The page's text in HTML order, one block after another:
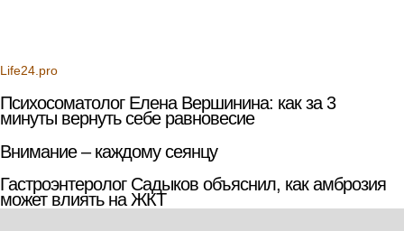
Life24.pro
Психосоматолог Елена Вершинина: как за 3
минуты вернуть себе равновесие
Внимание – каждому сеянцу
Гастроэнтеролог Садыков объяснил, как амброзия
может влиять на ЖКТ